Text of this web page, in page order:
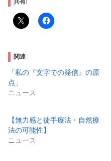
共有:
関連
「私の『文字での発信』の原
点」
ニュース
【無力感と徒手療法・自然療
法の可能性】
ニュース